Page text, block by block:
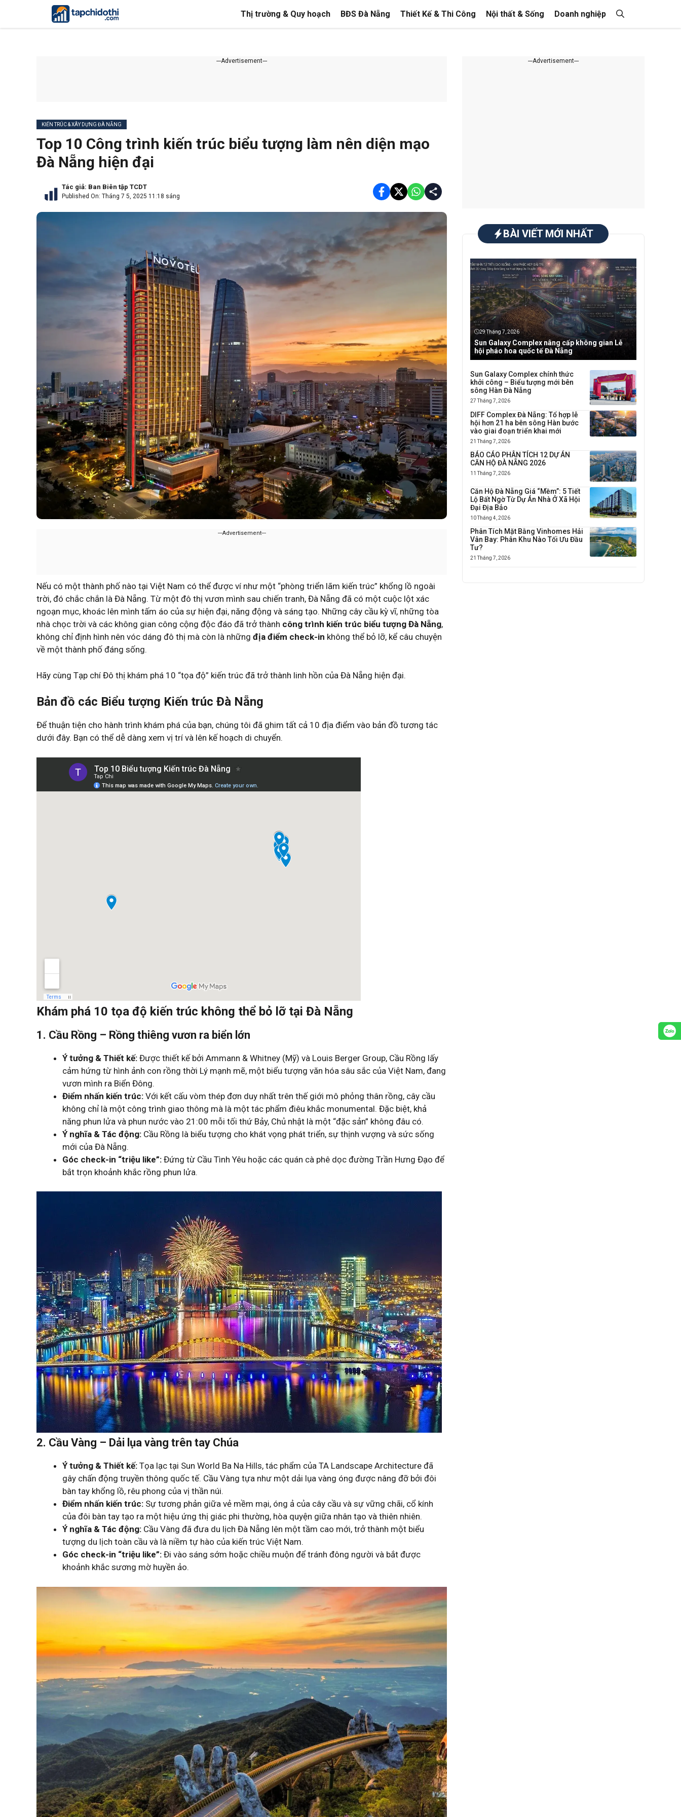
nội
Thị trường & Quy hoạch BĐS Đà Nẵng Thiết Kế & Thi Công Nội thất & Sống Doanh nghiệp
---Advertisement---
KIẾN TRÚC & XÂY DỰNG ĐÀ NẴNG
Top 10 Công trình kiến trúc biểu tượng làm nên diện mạo
Đà Nẵng hiện đại
Tác giả: Ban Biên tập TCDT
Published On: Tháng 7 5, 2025 11:18 sáng
---Advertisement---
Nếu có một thành phố nào tại Việt Nam có thể được ví như một “phòng triển lãm kiến trúc” khổng lồ ngoài
trời, đó chắc chắn là Đà Nẵng. Từ một đô thị vươn mình sau chiến tranh, Đà Nẵng đã có một cuộc lột xác
ngoạn mục, khoác lên mình tấm áo của sự hiện đại, năng động và sáng tạo. Những cây cầu kỳ vĩ, những tòa
nhà chọc trời và các không gian công cộng độc đáo đã trở thành công trình kiến trúc biểu tượng Đà Nẵng,
không chỉ định hình nên vóc dáng đô thị mà còn là những địa điểm check-in không thể bỏ lỡ, kể câu chuyện
về một thành phố đáng sống.
Hãy cùng Tạp chí Đô thị khám phá 10 “tọa độ” kiến trúc đã trở thành linh hồn của Đà Nẵng hiện đại.
Bản đồ các Biểu tượng Kiến trúc Đà Nẵng
Để thuận tiện cho hành trình khám phá của bạn, chúng tôi đã ghim tất cả 10 địa điểm vào bản đồ tương tác
dưới đây. Bạn có thể dễ dàng xem vị trí và lên kế hoạch di chuyển.
Khám phá 10 tọa độ kiến trúc không thể bỏ lỡ tại Đà Nẵng
1. Cầu Rồng – Rồng thiêng vươn ra biển lớn
Ý tưởng & Thiết kế: Được thiết kế bởi Ammann & Whitney (Mỹ) và Louis Berger Group, Cầu Rồng lấy
cảm hứng từ hình ảnh con rồng thời Lý mạnh mẽ, một biểu tượng văn hóa sâu sắc của Việt Nam, đang
vươn mình ra Biển Đông.
Điểm nhấn kiến trúc: Với kết cấu vòm thép đơn duy nhất trên thế giới mô phỏng thân rồng, cây cầu
không chỉ là một công trình giao thông mà là một tác phẩm điêu khắc monumental. Đặc biệt, khả
năng phun lửa và phun nước vào 21:00 mỗi tối thứ Bảy, Chủ nhật là một “đặc sản” không đâu có.
Ý nghĩa & Tác động: Cầu Rồng là biểu tượng cho khát vọng phát triển, sự thịnh vượng và sức sống
mới của Đà Nẵng.
Góc check-in “triệu like”: Đứng từ Cầu Tình Yêu hoặc các quán cà phê dọc đường Trần Hưng Đạo để
bắt trọn khoảnh khắc rồng phun lửa.
2. Cầu Vàng – Dải lụa vàng trên tay Chúa
Ý tưởng & Thiết kế: Tọa lạc tại Sun World Ba Na Hills, tác phẩm của TA Landscape Architecture đã
gây chấn động truyền thông quốc tế. Cầu Vàng tựa như một dải lụa vàng óng được nâng đỡ bởi đôi
bàn tay khổng lồ, rêu phong của vị thần núi.
Điểm nhấn kiến trúc: Sự tương phản giữa vẻ mềm mại, óng ả của cây cầu và sự vững chãi, cổ kính
của đôi bàn tay tạo ra một hiệu ứng thị giác phi thường, hòa quyện giữa nhân tạo và thiên nhiên.
Ý nghĩa & Tác động: Cầu Vàng đã đưa du lịch Đà Nẵng lên một tầm cao mới, trở thành một biểu
tượng du lịch toàn cầu và là niềm tự hào của kiến trúc Việt Nam.
Góc check-in “triệu like”: Đi vào sáng sớm hoặc chiều muộn để tránh đông người và bắt được
khoảnh khắc sương mờ huyền ảo.
---Advertisement---
BÀI VIẾT MỚI NHẤT
29 Tháng 7, 2026
Sun Galaxy Complex nâng cấp không gian Lễ
hội pháo hoa quốc tế Đà Nẵng
Sun Galaxy Complex chính thức
khởi công – Biểu tượng mới bên
sông Hàn Đà Nẵng
27 Tháng 7, 2026
DIFF Complex Đà Nẵng: Tổ hợp lễ
hội hơn 21 ha bên sông Hàn bước
vào giai đoạn triển khai mới
21 Tháng 7, 2026
BÁO CÁO PHÂN TÍCH 12 DỰ ÁN
CĂN HỘ ĐÀ NẴNG 2026
11 Tháng 7, 2026
Căn Hộ Đà Nẵng Giá “Mềm”: 5 Tiết
Lộ Bất Ngờ Từ Dự Án Nhà Ở Xã Hội
Đại Địa Bảo
10 Tháng 4, 2026
Phân Tích Mặt Bằng Vinhomes Hải
Vân Bay: Phân Khu Nào Tối Ưu Đầu
Tư?
21 Tháng 7, 2026